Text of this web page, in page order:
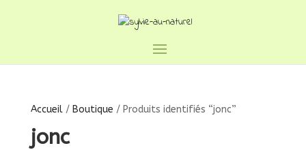
Accueil/ Boutique / Produits identifiés “jonc”
jonc